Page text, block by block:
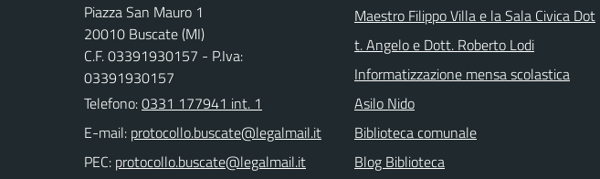
Piazza San Mauro 1
20010 Buscate (MI)
C.F. 03391930157 - P.Iva:
03391930157
Telefono:0331 177941 int. 1
E-mail:
PEC:
Maestro Filippo Villa e la Sala Civica Dot
t. Angelo e Dott. Roberto Lodi
Informatizzazione mensa scolastica
Asilo Nido
Biblioteca comunale
Blog Biblioteca